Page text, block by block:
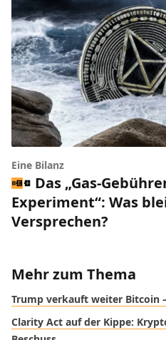
Eine Bilanz
Das „Gas-
Experiment“: Was
Versprechen?
Mehr zum Thema
Trump verkauft weiter
Clarity Act auf der Kippe: